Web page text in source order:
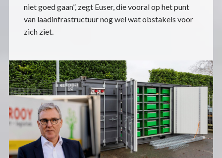
niet goed gaan”, zegt Euser, die vooral op het punt
van laadinfrastructuur nog wel wat obstakels voor
zich ziet.